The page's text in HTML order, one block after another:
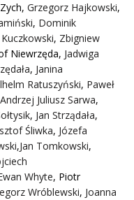
, Grzegorz Hajkowski,
, Dominik
, Zbigniew
Niewrzęda, Jadwiga
, Janina
Ratuszyński, Paweł
Andrzej Juliusz Sarwa,
, Jan Strządała,
Śliwka, Józefa
,Jan Tomkowski,
Whyte, Piotr
Wróblewski, Joanna